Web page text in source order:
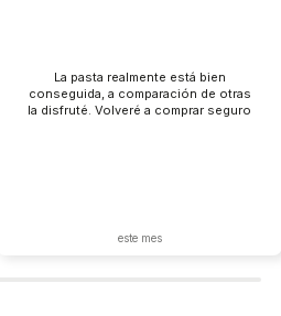
La pasta realmente está bien
conseguida, a comparación de otras
la disfruté. Volveré a comprar seguro
este mes